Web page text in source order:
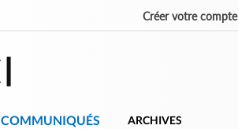
Créer votre compte
COMMUNIQUÉS ARCHIVES